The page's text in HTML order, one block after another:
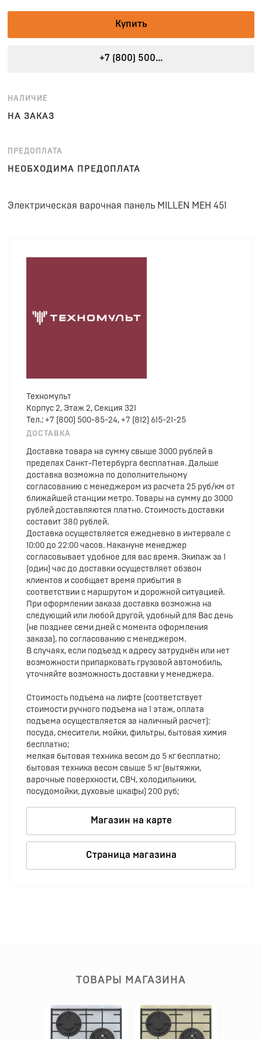
Купить
+7 (800) 500...
НАЛИЧИЕ
НА ЗАКАЗ
ПРЕДОПЛАТА
НЕОБХОДИМА ПРЕДОПЛАТА
Электрическая варочная панель MILLEN MEH 451
Техномульт
Корпус 2, Этаж 2, Секция 321
Тел.: +7 (800) 500-85-24, +7 (812) 615-21-25
ДОСТАВКА
Доставка товара на сумму свыше 3000 рублей в
пределах Санкт-Петербурга бесплатная. Дальше
доставка возможна по дополнительному
согласованию с менеджером из расчета 25 руб/км от
ближайшей станции метро. Товары на сумму до 3000
рублей доставляются платно. Стоимость доставки
составит 380 рублей.
Доставка осуществляется ежедневно в интервале с
10:00 до 22:00 часов. Накануне менеджер
согласовывает удобное для вас время. Экипаж за 1
(один) час до доставки осуществляет обзвон
клиентов и сообщает время прибытия в
соответствии с маршрутом и дорожной ситуацией.
При оформлении заказа доставка возможна на
следующий или любой другой, удобный для Вас день
(не позднее семи дней с момента оформления
заказа), по согласованию с менеджером.
В случаях, если подъезд к адресу затруднён или нет
возможности припарковать грузовой автомобиль,
уточняйте возможность доставки у менеджера.
Стоимость подъема на лифте (соответствует
стоимости ручного подъема на 1 этаж, оплата
подъема осуществляется за наличный расчет):
посуда, смесители, мойки, фильтры, бытовая химия
бесплатно;
мелкая бытовая техника весом до 5 кг бесплатно;
бытовая техника весом свыше 5 кг (вытяжки,
варочные поверхности, СВЧ, холодильники,
посудомойки, духовые шкафы) 200 руб;
Магазин на карте
Страница магазина
ТОВАРЫ МАГАЗИНА